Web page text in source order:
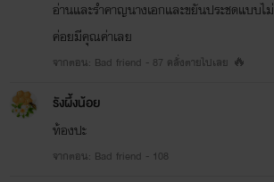
อ่านและรำคาญนางเอกและขยันประชดแบบไม่
ค่อยมีคุณค่าเลย
จากตอน: Bad friend - 87 คลั่งตายไปเลย 🔥
รังผึ้งน้อย
ท้องปะ
จากตอน: Bad friend - 108